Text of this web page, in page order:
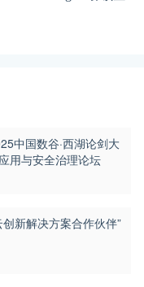
中国数谷·西湖论剑大
与安全治理论坛
新解决方案合作伙伴”